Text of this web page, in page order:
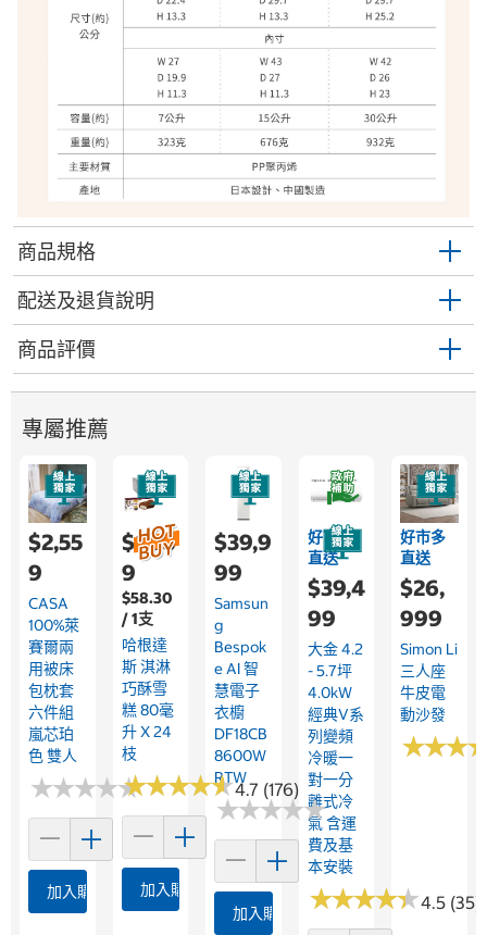
商品規格
配送及退貨說明
商品評價
專屬推薦
$2,55
9
CASA
100%萊
賽爾兩
用被床
包枕套
六件組
嵐芯珀
色 雙人
★★★★★
★★★★★
加入購物車
$1,68
9
$58.30
/ 1支
哈根達
斯 淇淋
巧酥雪
糕 80毫
升 X 24
枝
★★★★★
★★★★★4.7 (176)
加入購物車
$39,9
99
Samsun
G
Bespok
E AI 智
慧電子
衣櫥
DF18CB
8600W
RTW
★★★★★
★★★★★
加入購物車
好市多
直送
$39,4
99
大金 4.2
- 5.7坪
4.0kW
經典V系
列變頻
冷暖一
對一分
離式冷
氣 含運
費及基
本安裝
★★★★★
★★★★★4.5 (35)
好市多
直送
$26,
999
Simon Li
三人座
牛皮電
動沙發
★★★
★★★